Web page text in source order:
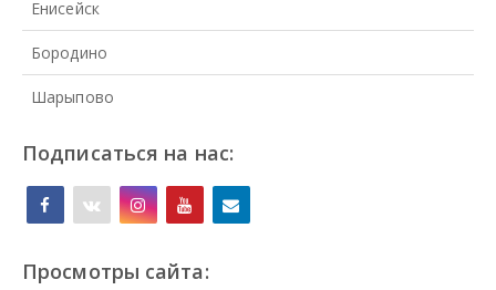
Енисейск
Бородино
Шарыпово
Подписаться на нас:
Просмотры сайта: